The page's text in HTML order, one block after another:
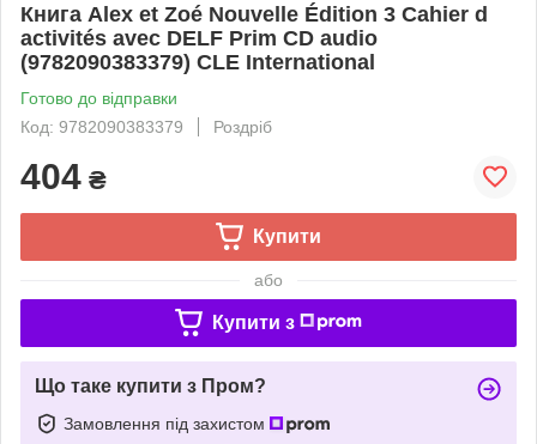
Книга Alex et Zoé Nouvelle Édition 3 Cahier d
activités avec DELF Prim CD audio
(9782090383379) CLE International
Готово до відправки
Код: 9782090383379
Роздріб
404 ₴
Купити
або
Купити з
Що таке купити з Пром?
Замовлення під захистом